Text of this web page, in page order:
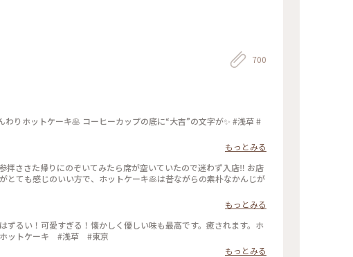
700
りホットケーキ🥞 コーヒーカップの底に“大吉”の文字が✨ #浅草 #
もっとみる
ささた帰りにのぞいてみたら席が空いていたので迷わず入店‼️ お店
とても感じのいい方で、ホットケーキ🥞は昔ながらの素朴なかんじが
もっとみる
ずるい！可愛すぎる！懐かしく優しい味も最高です。癒されます。ホ
フェ #天国 #ホットケーキ #浅草 #東京
もっとみる